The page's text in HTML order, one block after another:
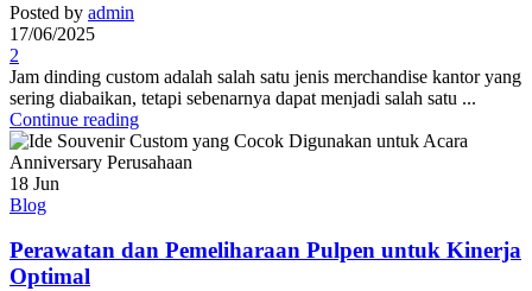
Posted by admin
17/06/2025
2
Jam dinding custom adalah salah satu jenis merchandise kantor yang
sering diabaikan, tetapi sebenarnya dapat menjadi salah satu ...
Continue reading
18 Jun
Blog
Perawatan dan Pemeliharaan Pulpen untuk Kinerja
Optimal